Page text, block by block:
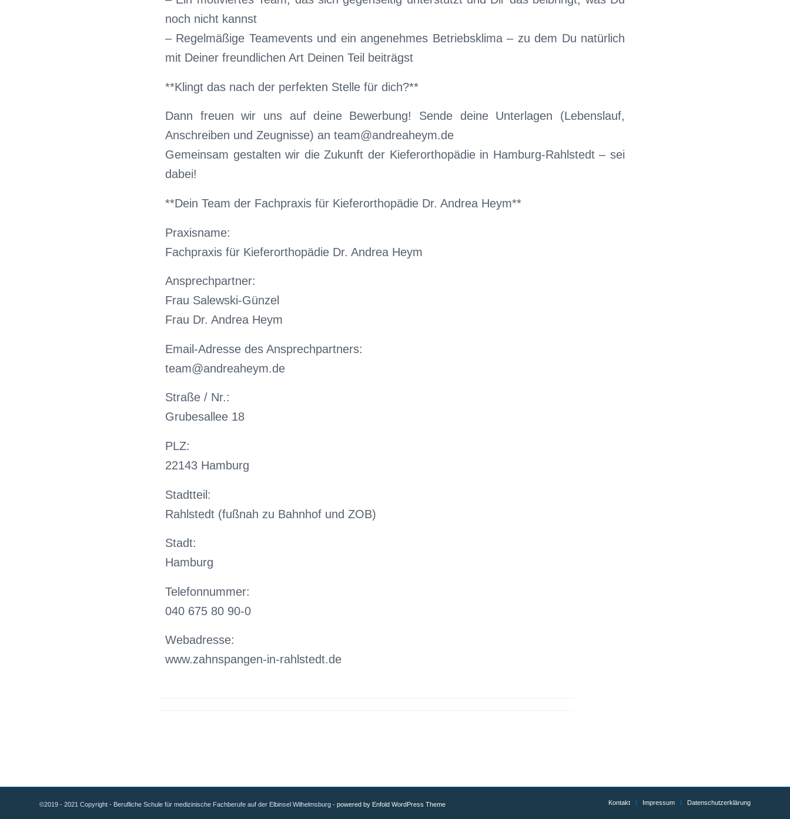
noch nicht kannst
– Regelmäßige Teamevents und ein angenehmes Betriebsklima – zu dem Du natürlich
mit Deiner freundlichen Art Deinen Teil beiträgst
**Klingt das nach der perfekten Stelle für dich?**
Dann freuen wir uns auf deine Bewerbung! Sende deine Unterlagen (Lebenslauf,
Anschreiben und Zeugnisse) an team@andreaheym.de
Gemeinsam gestalten wir die Zukunft der Kieferorthopädie in Hamburg-Rahlstedt – sei
dabei!
**Dein Team der Fachpraxis für Kieferorthopädie Dr. Andrea Heym**
Praxisname:
Fachpraxis für Kieferorthopädie Dr. Andrea Heym
Ansprechpartner:
Frau Salewski-Günzel
Frau Dr. Andrea Heym
Email-Adresse des Ansprechpartners:
team@andreaheym.de
Straße / Nr.:
Grubesallee 18
PLZ:
22143 Hamburg
Stadtteil:
Rahlstedt (fußnah zu Bahnhof und ZOB)
Stadt:
Hamburg
Telefonnummer:
040 675 80 90-0
Webadresse:
www.zahnspangen-in-rahlstedt.de
©2019 - 2021 Copyright - Berufliche Schule für medizinische Fachberufe auf der Elbinsel Wilhelmsburg - powered by Enfold WordPress Theme Kontakt Impressum Datenschutzerklärung